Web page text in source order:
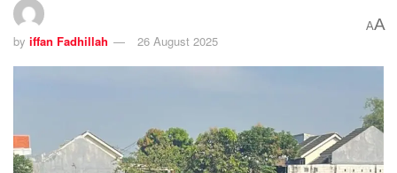
by iffan Fadhillah 26 August 2025
AA